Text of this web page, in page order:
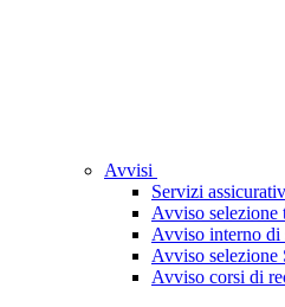
Avvisi
Servizi
Avviso
Avviso interno di
Avviso selezione
Avviso corsi di